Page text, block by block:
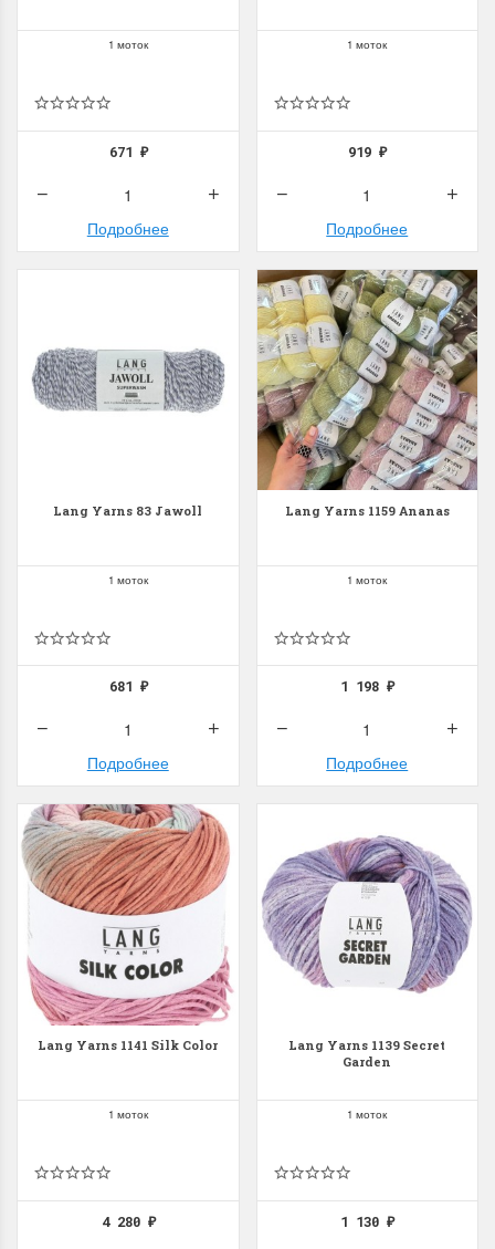
1 моток
671 ₽
Подробнее
1 моток
919₽
Подробнее
Lang Yarns 83 Jawoll
1 моток
681 ₽
Подробнее
Lang Yarns 1159 Ananas
1 моток
1 198₽
Подробнее
Lang Yarns 1141 Silk Color
1 моток
4 280 ₽
Lang Yarns 1139 Secret
Garden
1 моток
1 130₽